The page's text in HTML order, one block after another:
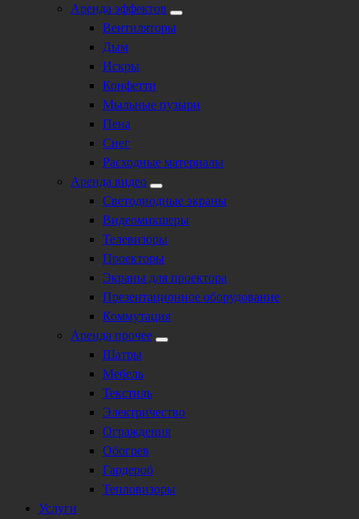
Аренда эффектов
Вентиляторы
Дым
Искры
Конфетти
Мыльные пузыри
Пена
Снег
Расходные материалы
Аренда видео
Светодиодные экраны
Видеомикшеры
Телевизоры
Проекторы
Экраны для проектора
Презентационное оборудование
Коммутация
Аренда прочее
Шатры
Мебель
Текстиль
Электричество
Ограждения
Обогрев
Гардероб
Тепловизоры
Услуги